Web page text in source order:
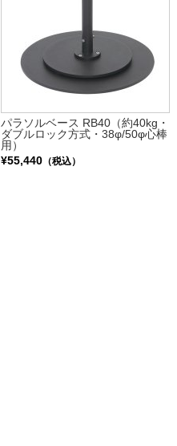
パラソルベース RB40（約40kg・
ダブルロック方式・38φ/50φ心棒
用）
¥55,440 （税込）